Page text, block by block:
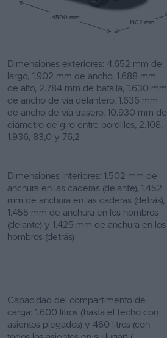
4500 mm
1902 mm
Dimensiones exteriores: 4.652 mm de
largo, 1.902 mm de ancho, 1.688 mm
de alto, 2.784 mm de batalla, 1.630 mm
de ancho de vía delantero, 1.636 mm
de ancho de vía trasero, 10.930 mm de
diámetro de giro entre bordillos, 2.108,
1.936, 83,0 y 76,2
Dimensiones interiores: 1.502 mm de
anchura en las caderas (delante), 1.452
mm de anchura en las caderas (detrás),
1.455 mm de anchura en los hombros
(delante) y 1.425 mm de anchura en los
hombros (detrás)
Capacidad del compartimento de
carga: 1.600 litros (hasta el techo con
asientos plegados) y 460 litros (con